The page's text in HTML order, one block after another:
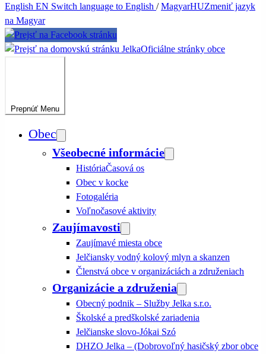
English EN Switch language to English /MagyarHUZmeniť jazyk
na Magyar
JelkaOficiálne stránky obce
Prepnúť Menu
Obec
Všeobecné informácie
HistóriaČasová os
Obec v kocke
Fotogaléria
Voľnočasové aktivity
Zaujímavosti
Zaujímavé miesta obce
Jelčiansky vodný kolový mlyn a skanzen
Členstvá obce v organizáciách a združeniach
Organizácie a združenia
Obecný podnik – Služby Jelka s.r.o.
Školské a predškolské zariadenia
Jelčianske slovo-Jókai Szó
DHZO Jelka – (Dobrovoľný hasičský zbor obce